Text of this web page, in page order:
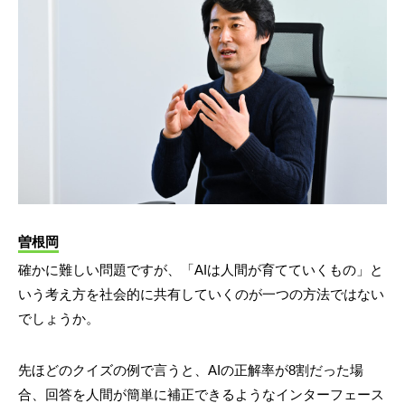
曽根岡
確かに難しい問題ですが、「AIは人間が育てていくもの」と
いう考え方を社会的に共有していくのが一つの方法ではない
でしょうか。
先ほどのクイズの例で言うと、AIの正解率が8割だった場
合、回答を人間が簡単に補正できるようなインターフェース